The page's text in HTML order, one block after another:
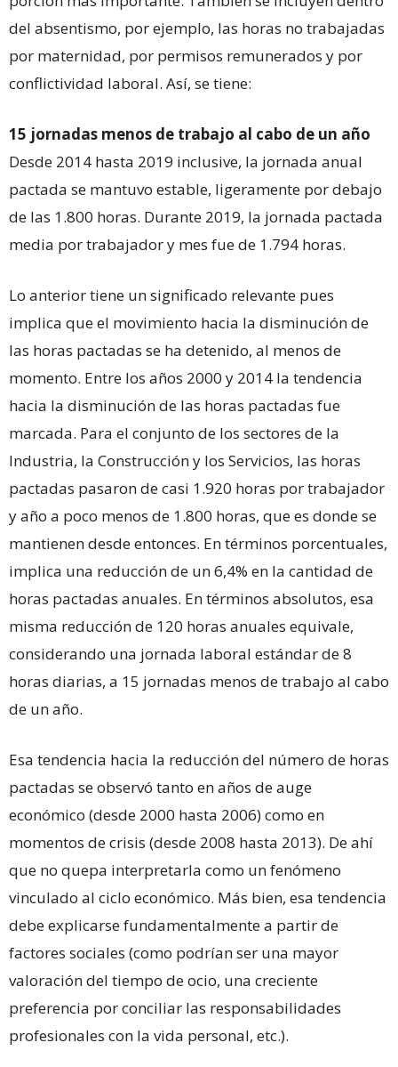
del absentismo, por ejemplo, las horas no trabajadas
por maternidad, por permisos remunerados y por
conflictividad laboral. Así, se tiene:
15 jornadas menos de trabajo al cabo de un año
Desde 2014 hasta 2019 inclusive, la jornada anual
pactada se mantuvo estable, ligeramente por debajo
de las 1.800 horas. Durante 2019, la jornada pactada
media por trabajador y mes fue de 1.794 horas.
Lo anterior tiene un significado relevante pues
implica que el movimiento hacia la disminución de
las horas pactadas se ha detenido, al menos de
momento. Entre los años 2000 y 2014 la tendencia
hacia la disminución de las horas pactadas fue
marcada. Para el conjunto de los sectores de la
Industria, la Construcción y los Servicios, las horas
pactadas pasaron de casi 1.920 horas por trabajador
y año a poco menos de 1.800 horas, que es donde se
mantienen desde entonces. En términos porcentuales,
implica una reducción de un 6,4% en la cantidad de
horas pactadas anuales. En términos absolutos, esa
misma reducción de 120 horas anuales equivale,
considerando una jornada laboral estándar de 8
horas diarias, a 15 jornadas menos de trabajo al cabo
de un año.
Esa tendencia hacia la reducción del número de horas
pactadas se observó tanto en años de auge
económico (desde 2000 hasta 2006) como en
momentos de crisis (desde 2008 hasta 2013). De ahí
que no quepa interpretarla como un fenómeno
vinculado al ciclo económico. Más bien, esa tendencia
debe explicarse fundamentalmente a partir de
factores sociales (como podrían ser una mayor
valoración del tiempo de ocio, una creciente
preferencia por conciliar las responsabilidades
profesionales con la vida personal, etc.).